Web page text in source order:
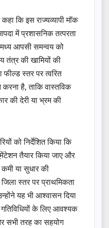
कि इस राज्यव्यापी मॉक
में प्रशासनिक तत्परता
मध्य आपसी समन्वय को
तंत्र की खामियों की
स्तर पर त्वरित
है, ताकि वास्तविक
की देरी या भ्रम की
को निर्देशित किया कि
तैयार किया जाए और
या सुधार की
स्तर पर प्राथमिकता
यह भी आश्वासन दिया
गतिविधियों के लिए आवश्यक
सभी तरह का सहयोग